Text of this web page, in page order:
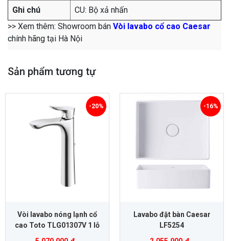
Ghi chú
CU: Bộ xả nhấn
>> Xem thêm: Showroom bán Vòi lavabo cổ cao Caesar
chính hãng tại Hà Nội
Sản phẩm tương tự
Vòi lavabo nóng lạnh cổ
cao Toto TLG01307V 1 lỗ
-20%
Lavabo đặt bàn Caesar
LF5254
-16%